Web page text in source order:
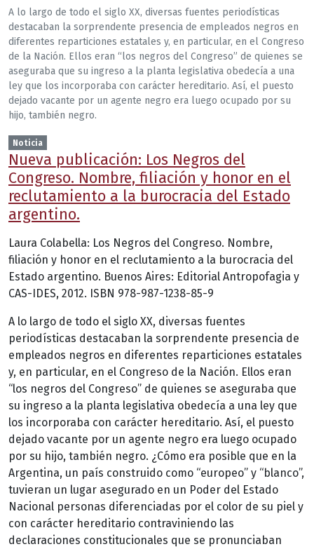
A lo largo de todo el siglo XX, diversas fuentes periodísticas
destacaban la sorprendente presencia de empleados negros en
diferentes reparticiones estatales y, en particular, en el Congreso
de la Nación. Ellos eran “los negros del Congreso” de quienes se
aseguraba que su ingreso a la planta legislativa obedecía a una
ley que los incorporaba con carácter hereditario. Así, el puesto
dejado vacante por un agente negro era luego ocupado por su
hijo, también negro.
Noticia
Nueva publicación: Los Negros del
Congreso. Nombre, filiación y honor en el
reclutamiento a la burocracia del Estado
argentino.
Laura Colabella: Los Negros del Congreso. Nombre,
filiación y honor en el reclutamiento a la burocracia del
Estado argentino. Buenos Aires: Editorial Antropofagia y
CAS-IDES, 2012. ISBN 978-987-1238-85-9
A lo largo de todo el siglo XX, diversas fuentes
periodísticas destacaban la sorprendente presencia de
empleados negros en diferentes reparticiones estatales
y, en particular, en el Congreso de la Nación. Ellos eran
“los negros del Congreso” de quienes se aseguraba que
su ingreso a la planta legislativa obedecía a una ley que
los incorporaba con carácter hereditario. Así, el puesto
dejado vacante por un agente negro era luego ocupado
por su hijo, también negro. ¿Cómo era posible que en la
Argentina, un país construido como “europeo” y “blanco”,
tuvieran un lugar asegurado en un Poder del Estado
Nacional personas diferenciadas por el color de su piel y
con carácter hereditario contraviniendo las
declaraciones constitucionales que se pronunciaban